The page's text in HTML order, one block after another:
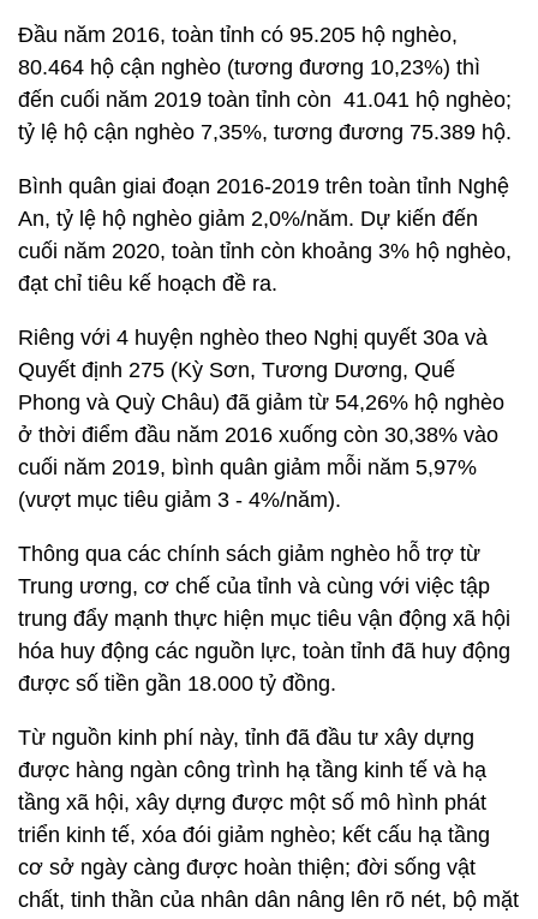
Đầu năm 2016, toàn tỉnh có 95.205 hộ nghèo,
80.464 hộ cận nghèo (tương đương 10,23%) thì
đến cuối năm 2019 toàn tỉnh còn 41.041 hộ nghèo;
tỷ lệ hộ cận nghèo 7,35%, tương đương 75.389 hộ.
Bình quân giai đoạn 2016-2019 trên toàn tỉnh Nghệ
An, tỷ lệ hộ nghèo giảm 2,0%/năm. Dự kiến đến
cuối năm 2020, toàn tỉnh còn khoảng 3% hộ nghèo,
đạt chỉ tiêu kế hoạch đề ra.
Riêng với 4 huyện nghèo theo Nghị quyết 30a và
Quyết định 275 (Kỳ Sơn, Tương Dương, Quế
Phong và Quỳ Châu) đã giảm từ 54,26% hộ nghèo
ở thời điểm đầu năm 2016 xuống còn 30,38% vào
cuối năm 2019, bình quân giảm mỗi năm 5,97%
(vượt mục tiêu giảm 3 - 4%/năm).
Thông qua các chính sách giảm nghèo hỗ trợ từ
Trung ương, cơ chế của tỉnh và cùng với việc tập
trung đẩy mạnh thực hiện mục tiêu vận động xã hội
hóa huy động các nguồn lực, toàn tỉnh đã huy động
được số tiền gần 18.000 tỷ đồng.
Từ nguồn kinh phí này, tỉnh đã đầu tư xây dựng
được hàng ngàn công trình hạ tầng kinh tế và hạ
tầng xã hội, xây dựng được một số mô hình phát
triển kinh tế, xóa đói giảm nghèo; kết cấu hạ tầng
cơ sở ngày càng được hoàn thiện; đời sống vật
chất, tinh thần của nhân dân nâng lên rõ nét, bộ mặt